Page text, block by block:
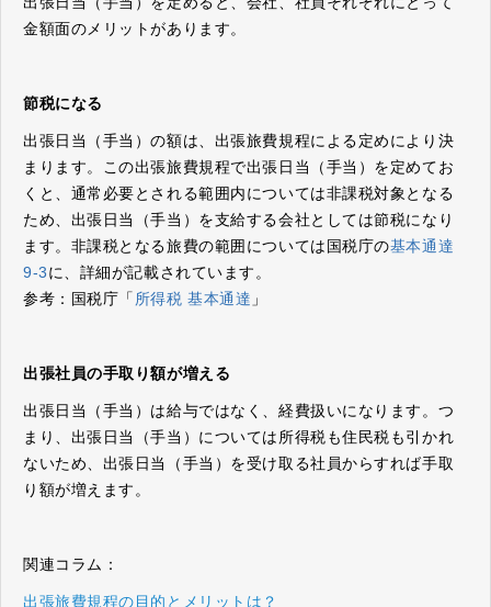
金額面のメリットがあります。
節税になる
出張日当（手当）の額は、出張旅費規程による定めにより決
まります。この出張旅費規程で出張日当（手当）を定めてお
くと、通常必要とされる範囲内については非課税対象となる
ため、出張日当（手当）を支給する会社としては節税になり
ます。非課税となる旅費の範囲については国税庁の基本通達
9-3に、詳細が記載されています。
参考：国税庁「所得税 基本通達 」
出張社員の手取り額が増える
出張日当（手当）は給与ではなく、経費扱いになります。つ
まり、出張日当（手当）については所得税も住民税も引かれ
ないため、出張日当（手当）を受け取る社員からすれば手取
り額が増えます。
関連コラム：
出張旅費規程の目的とメリットは？